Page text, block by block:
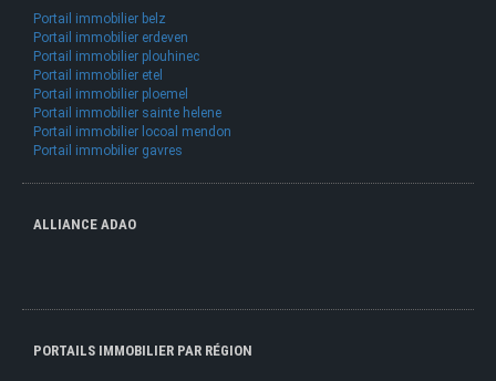
Portail immobilier belz
Portail immobilier erdeven
Portail immobilier plouhinec
Portail immobilier etel
Portail immobilier ploemel
Portail immobilier sainte helene
Portail immobilier locoal mendon
Portail immobilier gavres
ALLIANCE ADAO
PORTAILS IMMOBILIER PAR RÉGION